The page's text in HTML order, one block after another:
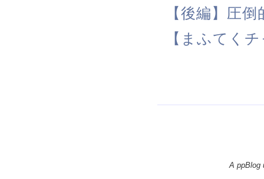
【後編】圧
【まふてく
A ppBlog